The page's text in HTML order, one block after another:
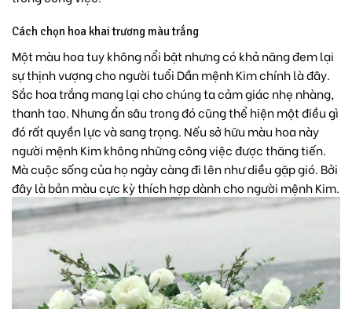
Cách chọn hoa khai trương màu trắng
Một màu hoa tuy không nổi bật nhưng có khả năng đem lại
sự thịnh vượng cho người tuổi Dần mệnh Kim chính là đây.
Sắc hoa trắng mang lại cho chúng ta cảm giác nhẹ nhàng,
thanh tao. Nhưng ẩn sâu trong đó cũng thể hiện một điều gì
đó rất quyền lực và sang trọng. Nếu sở hữu màu hoa này
người mệnh Kim không những công việc được thăng tiến.
Mà cuộc sống của họ ngày càng đi lên như diều gặp gió. Bởi
đây là bản màu cực kỳ thích hợp dành cho người mệnh Kim.